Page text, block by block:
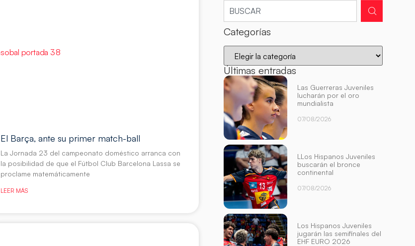
El Barça, ante su primer match-ball
La Jornada 23 del campeonato doméstico arranca con
la posibilidad de que el Fútbol Club Barcelona Lassa se
proclame matemáticamente
LEER MÁS
Categorías
Últimas entradas
Las Guerreras Juveniles
lucharán por el oro
mundialista
07/08/2026
LLos Hispanos Juveniles
buscarán el bronce
continental
07/08/2026
Los Hispanos Juveniles
jugarán las semifinales del
EHF EURO 2026